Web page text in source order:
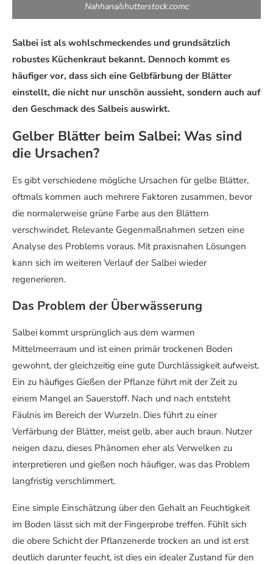
Nahhana/shutterstock.comc
Salbei ist als wohlschmeckendes und grundsätzlich
robustes Küchenkraut bekannt. Dennoch kommt es
häufiger vor, dass sich eine Gelbfärbung der Blätter
einstellt, die nicht nur unschön aussieht, sondern auch auf
den Geschmack des Salbeis auswirkt.
Gelber Blätter beim Salbei: Was sind
die Ursachen?
Es gibt verschiedene mögliche Ursachen für gelbe Blätter,
oftmals kommen auch mehrere Faktoren zusammen, bevor
die normalerweise grüne Farbe aus den Blättern
verschwindet. Relevante Gegenmaßnahmen setzen eine
Analyse des Problems voraus. Mit praxisnahen Lösungen
kann sich im weiteren Verlauf der Salbei wieder
regenerieren.
Das Problem der Überwässerung
Salbei kommt ursprünglich aus dem warmen
Mittelmeerraum und ist einen primär trockenen Boden
gewohnt, der gleichzeitig eine gute Durchlässigkeit aufweist.
Ein zu häufiges Gießen der Pflanze führt mit der Zeit zu
einem Mangel an Sauerstoff. Nach und nach entsteht
Fäulnis im Bereich der Wurzeln. Dies führt zu einer
Verfärbung der Blätter, meist gelb, aber auch braun. Nutzer
neigen dazu, dieses Phänomen eher als Verwelken zu
interpretieren und gießen noch häufiger, was das Problem
langfristig verschlimmert.
Eine simple Einschätzung über den Gehalt an Feuchtigkeit
im Boden lässt sich mit der Fingerprobe treffen. Fühlt sich
die obere Schicht der Pflanzenerde trocken an und ist erst
deutlich darunter feucht, ist dies ein idealer Zustand für den